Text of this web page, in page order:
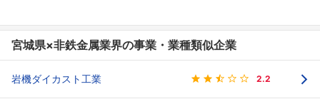
宮城県×非鉄金属業界の事業・業種類似企業
岩機ダイカスト工業 2.2